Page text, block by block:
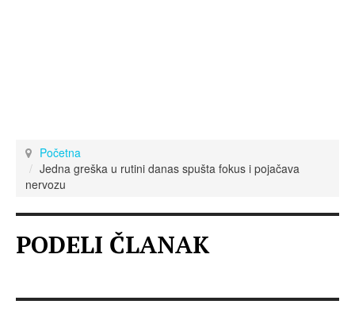
Početna
Jedna greška u rutini danas spušta fokus i pojačava
nervozu
PODELI ČLANAK